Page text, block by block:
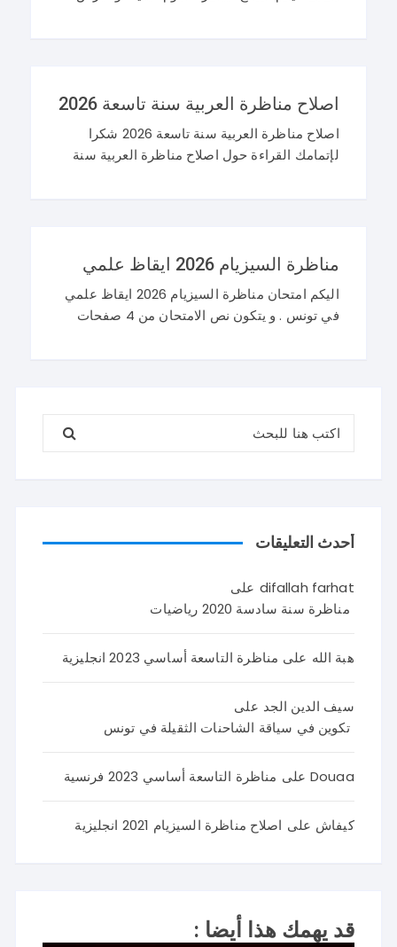
اصلاح مناظرة العربية سنة تاسعة 2026
اصلاح مناظرة العربية سنة تاسعة 2026 شكرا
لإتمامك القراءة حول اصلاح مناظرة العربية سنة
مناظرة السيزيام 2026 ايقاظ علمي
اليكم امتحان مناظرة السيزيام 2026 ايقاظ علمي
في تونس . و يتكون نص الامتحان من 4 صفحات
البحث عن:
أحدث التعليقات
difallah farhat على
مناظرة سنة سادسة 2020 رياضيات
هبة الله على مناظرة التاسعة أساسي 2023 انجليزية
سيف الدين الجد على
تكوين في سياقة الشاحنات الثقيلة في تونس
Douaa على مناظرة التاسعة أساسي 2023 فرنسية
كيفاش على اصلاح مناظرة السيزيام 2021 انجليزية
قد يهمك هذا أيضا :